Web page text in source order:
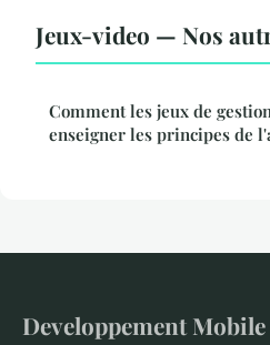
Jeux-video — Nos
Comment les jeux de
enseigner les principes de
Developpement Mobile